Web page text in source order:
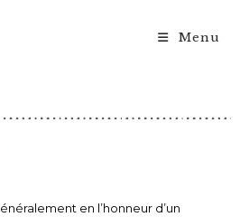
Menu
en l’honneur d’un